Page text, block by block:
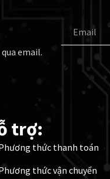
email.
trợ:
thức thanh toán
thức vận chuyển